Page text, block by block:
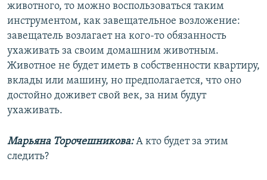
животного, то можно воспользоваться таким
инструментом, как завещательное возложение:
завещатель возлагает на кого-то обязанность
ухаживать за своим домашним животным.
Животное не будет иметь в собственности квартиру,
вклады или машину, но предполагается, что оно
достойно доживет свой век, за ним будут
ухаживать.
Марьяна Торочешникова:А кто будет за этим
следить?